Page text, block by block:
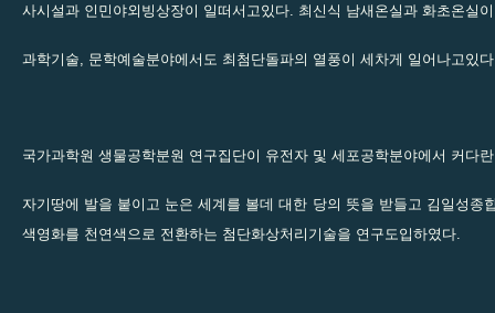
사시설과 인민야외빙상장이 일떠서고있다. 최신식 남새온실과 화초온실
과학기술, 문학예술분야에서도 최첨단돌파의 열풍이 세차게 일어나고있
국가과학원 생물공학분원 연구집단이 유전자 및 세포공학분야에서 커다
자기땅에 발을 붙이고 눈은 세계를 볼데 대한 당의 뜻을 받들고 김일성종
색영화를 천연색으로 전환하는 첨단화상처리기술을 연구도입하였다.